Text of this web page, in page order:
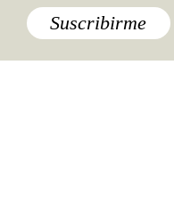
Suscribirme